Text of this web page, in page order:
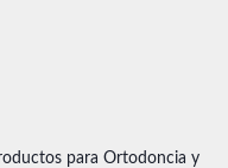
para Ortodoncia y